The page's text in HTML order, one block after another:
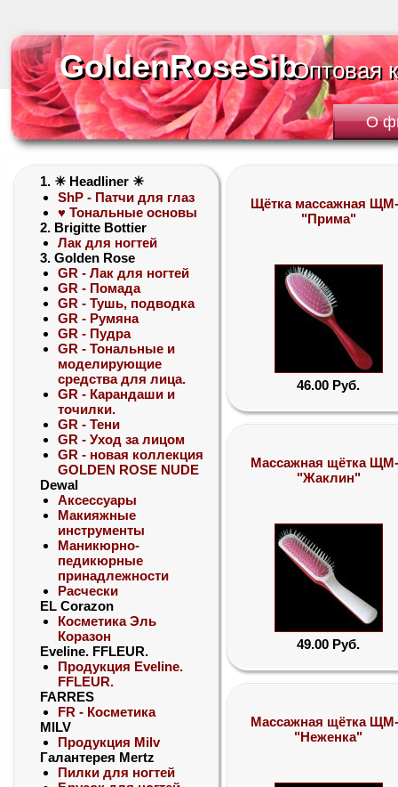
GoldenRoseSib
GoldenRoseSibОптовая
Оптовая
О
1. ☀ Headliner ☀
ShP - Патчи для глаз
♥ Тональные основы
2. Brigitte Bottier
Лак для ногтей
3. Golden Rose
GR - Лак для ногтей
GR - Помада
GR - Тушь, подводка
GR - Румяна
GR - Пудра
GR - Тональные и
моделирующие
средства для лица.
GR - Карандаши и
точилки.
GR - Тени
GR - Уход за лицом
GR - новая коллекция
GOLDEN ROSE NUDE
Dewal
Аксессуары
Макияжные
инструменты
Маникюрно-
педикюрные
принадлежности
Расчески
EL Corazon
Косметика Эль
Коразон
Eveline. FFLEUR.
Продукция Eveline.
FFLEUR.
FARRES
FR - Косметика
MILV
Продукция Milv
Галантерея Mertz
Пилки для ногтей
Щётка массажная
"Прима"
46.00 Руб.
Массажная щётка
"Жаклин"
49.00 Руб.
Массажная щётка
"Неженка"